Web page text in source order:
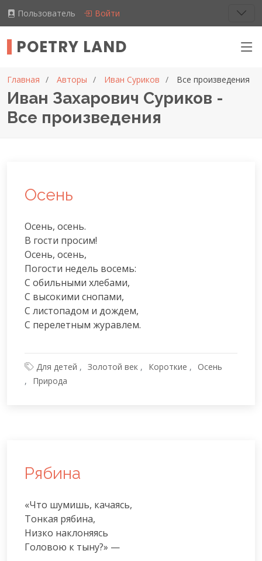
Пользователь Войти
POETRY LAND
Главная Авторы Иван Суриков Все произведения
Иван Захарович Суриков -
Все произведения
Осень
Осень, осень.
В гости просим!
Осень, осень,
Погости недель восемь:
С обильными хлебами,
С высокими снопами,
С листопадом и дождем,
С перелетным журавлем.
Для детей Золотой век Короткие
Осень
Природа
Рябина
«Что шумишь, качаясь,
Тонкая рябина,
Низко наклоняясь
Головою к тыну?» —